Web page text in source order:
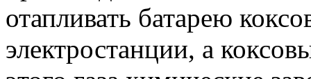
отапливать батарею
электростанции, а